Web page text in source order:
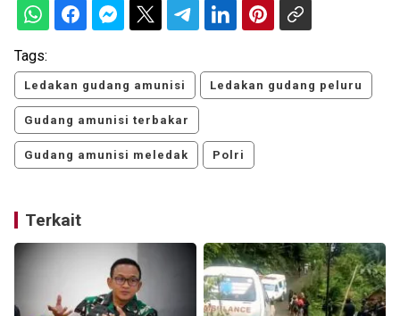
Tags:
Ledakan gudang amunisi Ledakan gudang peluru
Gudang amunisi terbakar
Gudang amunisi meledak Polri
Terkait